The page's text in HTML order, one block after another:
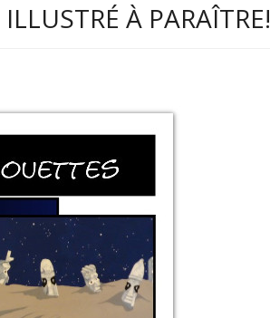
À PARAÎTRE!